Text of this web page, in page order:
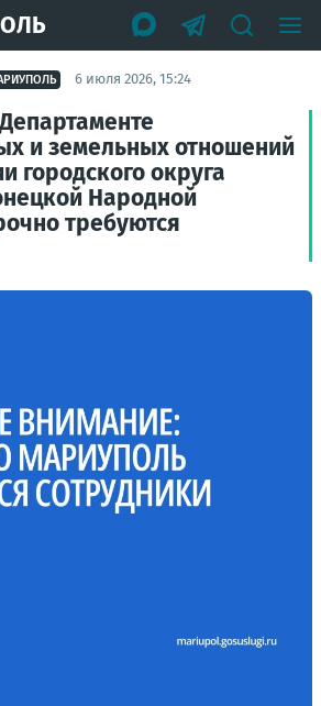
6 июля 2026, 15:24
и земельных отношений
городского округа
Народной
требуются